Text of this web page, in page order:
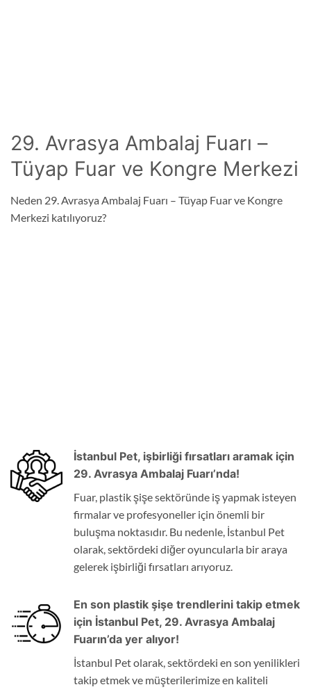
29. Avrasya Ambalaj Fuarı –
Tüyap Fuar ve Kongre Merkezi
Neden 29. Avrasya Ambalaj Fuarı – Tüyap Fuar ve Kongre
Merkezi katılıyoruz?
İstanbul Pet, işbirliği fırsatları aramak için
29. Avrasya Ambalaj Fuarı’nda!
Fuar, plastik şişe sektöründe iş yapmak isteyen
firmalar ve profesyoneller için önemli bir
buluşma noktasıdır. Bu nedenle, İstanbul Pet
olarak, sektördeki diğer oyuncularla bir araya
gelerek işbirliği fırsatları arıyoruz.
En son plastik şişe trendlerini takip etmek
için İstanbul Pet, 29. Avrasya Ambalaj
Fuarın’da yer alıyor!
İstanbul Pet olarak, sektördeki en son yenilikleri
takip etmek ve müşterilerimize en kaliteli